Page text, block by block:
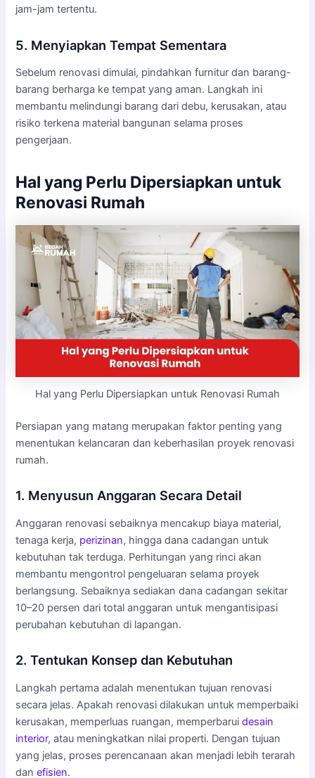
jam-jam tertentu.
5. Menyiapkan Tempat Sementara
Sebelum renovasi dimulai, pindahkan furnitur dan barang-
barang berharga ke tempat yang aman. Langkah ini
membantu melindungi barang dari debu, kerusakan, atau
risiko terkena material bangunan selama proses
pengerjaan.
Hal yang Perlu Dipersiapkan untuk
Renovasi Rumah
Hal yang Perlu Dipersiapkan untuk Renovasi Rumah
Persiapan yang matang merupakan faktor penting yang
menentukan kelancaran dan keberhasilan proyek renovasi
rumah.
1. Menyusun Anggaran Secara Detail
Anggaran renovasi sebaiknya mencakup biaya material,
tenaga kerja, perizinan, hingga dana cadangan untuk
kebutuhan tak terduga. Perhitungan yang rinci akan
membantu mengontrol pengeluaran selama proyek
berlangsung. Sebaiknya sediakan dana cadangan sekitar
10–20 persen dari total anggaran untuk mengantisipasi
perubahan kebutuhan di lapangan.
2. Tentukan Konsep dan Kebutuhan
Langkah pertama adalah menentukan tujuan renovasi
secara jelas. Apakah renovasi dilakukan untuk memperbaiki
kerusakan, memperluas ruangan, memperbaruidesain
interior, atau meningkatkan nilai properti. Dengan tujuan
yang jelas, proses perencanaan akan menjadi lebih terarah
danefisien.